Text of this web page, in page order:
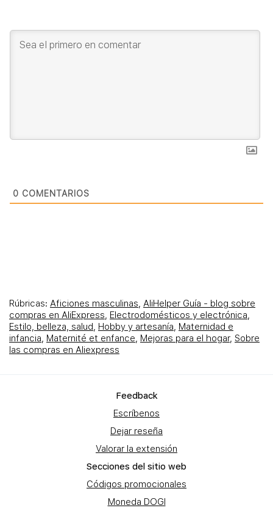
0 COMENTARIOS
Rúbricas: Aficiones masculinas, AliHelper Guía - blog sobre
compras en AliExpress, Electrodomésticos y electrónica,
Estilo, belleza, salud, Hobby y artesanía, Maternidad e
infancia, Maternité et enfance, Mejoras para el hogar, Sobre
las compras en Aliexpress
Feеdback
Escríbenos
Dejar reseña
Valorar la extensión
Secciones del sitio web
Códigos promocionales
Moneda DOGI